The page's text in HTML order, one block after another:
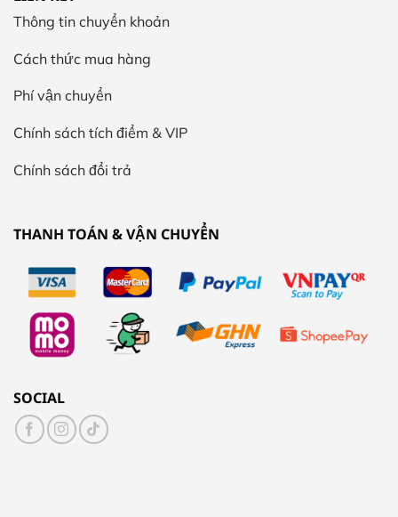
Thông tin chuyển khoản
Cách thức mua hàng
Phí vận chuyển
Chính sách tích điểm & VIP
Chính sách đổi trả
THANH TOÁN & VẬN CHUYỂN
SOCIAL